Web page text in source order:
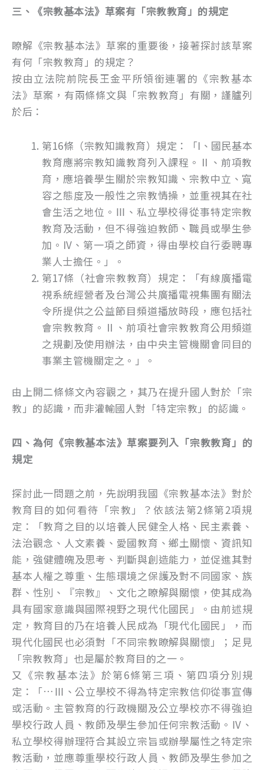
三、《宗教基本法》草案有「宗教教育」的規定
瞭解《宗教基本法》草案的重要後，接著探討該草案
有何「宗教教育」的規定？
按由立法院前院長王金平所領銜連署的《宗教基本
法》草案，有兩條條文與「宗教教育」有關，謹臚列
於后：
第16條（宗教知識教育）規定：「I、國民基本
教育應將宗教知識教育列入課程。Ⅱ、前項教
育，應培養學生關於宗教知識、宗教中立、寬
容之態度及一般性之宗教情操，並重視其在社
會生活之地位。Ⅲ、私立學校得從事特定宗教
教育及活動，但不得強迫教師、職員或學生參
加。IV、第一項之師資，得由學校自行委聘專
業人士擔任。」。
第17條（社會宗教教育）規定：「有線廣播電
視系統經營者及台灣公共廣播電視集團有關法
令所提供之公益節目頻道播放時段，應包括社
會宗教教育。Ⅱ、前項社會宗教教育公用頻道
之規劃及使用辦法，由中央主管機關會同目的
事業主管機關定之。」。
由上開二條條文內容觀之，其乃在提升國人對於「宗
教」的認識，而非灌輸國人對「特定宗教」的認識。
四、為何《宗教基本法》草案要列入「宗教教育」的
規定
探討此一問題之前，先說明我國《宗教基本法》對於
教育目的如何看待「宗教」？依該法第2條第2項規
定：「教育之目的以培養人民健全人格、民主素養、
法治觀念、人文素養、愛國教育、鄉土關懷、資訊知
能，強健體魄及思考、判斷與創造能力，並促進其對
基本人權之尊重、生態環境之保護及對不同國家、族
群、性別、『宗教』、文化之瞭解與關懷，使其成為
具有國家意識與國際視野之現代化國民」。由前述規
定，教育目的乃在培養人民成為「現代化國民」，而
現代化國民也必須對「不同宗教瞭解與關懷」；足見
「宗教教育」也是屬於教育目的之一。
又《宗教基本法》於第6條第三項、第四項分別規
定：「…Ⅲ、公立學校不得為特定宗教信仰從事宣傳
或活動。主管教育的行政機關及公立學校亦不得強迫
學校行政人員、教師及學生參加任何宗教活動。Ⅳ、
私立學校得辦理符合其設立宗旨或辦學屬性之特定宗
教活動，並應尊重學校行政人員、教師及學生參加之